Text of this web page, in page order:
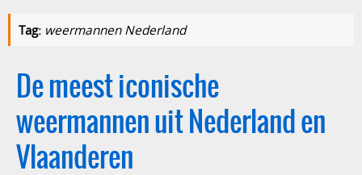
Tag: weermannen Nederland
De meest iconische
weermannen uit Nederland en
Vlaanderen